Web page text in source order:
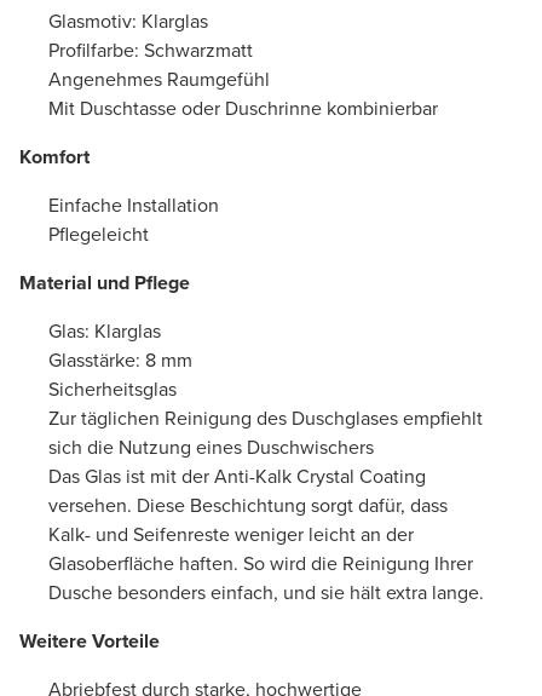
Glasmotiv: Klarglas
Profilfarbe: Schwarzmatt
Angenehmes Raumgefühl
Mit Duschtasse oder Duschrinne kombinierbar
Komfort
Einfache Installation
Pflegeleicht
Material und Pflege
Glas: Klarglas
Glasstärke: 8 mm
Sicherheitsglas
Zur täglichen Reinigung des Duschglases empfiehlt
sich die Nutzung eines Duschwischers
Das Glas ist mit der Anti-Kalk Crystal Coating
versehen. Diese Beschichtung sorgt dafür, dass
Kalk- und Seifenreste weniger leicht an der
Glasoberfläche haften. So wird die Reinigung Ihrer
Dusche besonders einfach, und sie hält extra lange.
Weitere Vorteile
Abriebfest durch starke, hochwertige